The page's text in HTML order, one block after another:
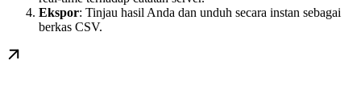
Ekspor: Tinjau hasil Anda dan unduh secara instan sebagai
berkas CSV.